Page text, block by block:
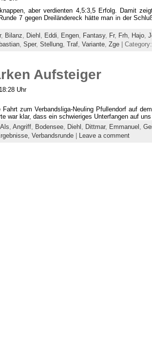
aber verdienten 4,5:3,5 Erfolg. Damit
7 gegen Dreiländereck hätte man in der
, Bilanz, Diehl , Eddi, Engen, Fantasy, Fr, Frh, Hajo,
, Sper, Stellung, Traf, Variante, Zge| Category:
Aufsteiger
Uhr
zum Verbandsliga-Neuling Pfullendorf auf
war klar, dass ein schwieriges Unterfangen auf
Als, Angriff, Bodensee, Diehl , Dittmar, Emmanuel ,
Verbandsrunde| Leave a comment